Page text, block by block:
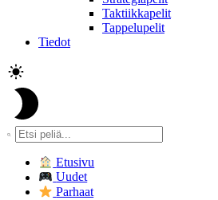
Taktiikkapelit
Tappelupelit
Tiedot
Etusivu
Uudet
Parhaat